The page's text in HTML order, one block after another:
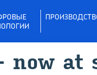
at